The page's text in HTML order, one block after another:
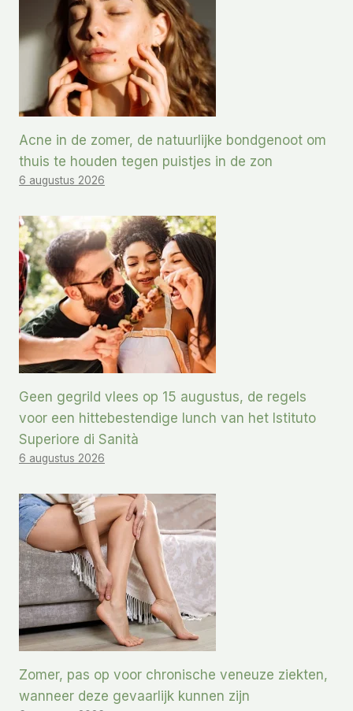
Acne in de zomer, de natuurlijke bondgenoot om
thuis te houden tegen puistjes in de zon
6 augustus 2026
Geen gegrild vlees op 15 augustus, de regels
voor een hittebestendige lunch van het Istituto
Superiore di Sanità
6 augustus 2026
Zomer, pas op voor chronische veneuze ziekten,
wanneer deze gevaarlijk kunnen zijn